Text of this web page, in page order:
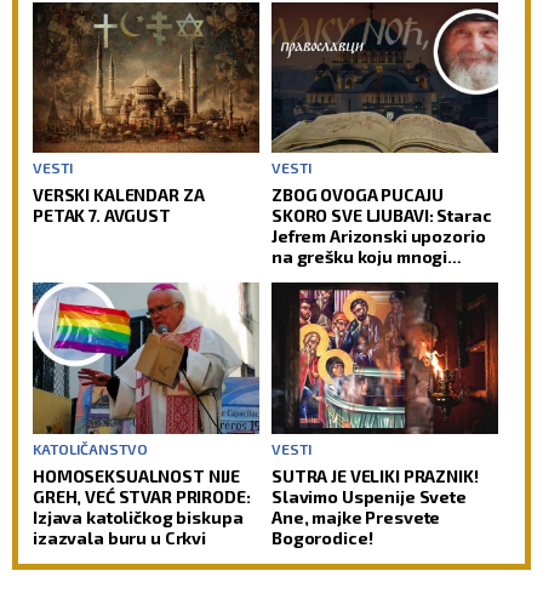
VESTI
VERSKI KALENDAR ZA
PETAK 7. AVGUST
VESTI
ZBOG OVOGA PUCAJU
SKORO SVE LJUBAVI: Starac
Jefrem Arizonski upozorio
na grešku koju mnogi
prave
KATOLIČANSTVO
HOMOSEKSUALNOST NIJE
GREH, VEĆ STVAR PRIRODE:
Izjava katoličkog biskupa
izazvala buru u Crkvi
VESTI
SUTRA JE VELIKI PRAZNIK!
Slavimo Uspenije Svete
Ane, majke Presvete
Bogorodice!